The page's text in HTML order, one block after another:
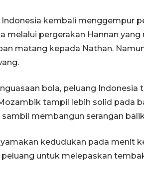
Indonesia kembali menggempur
melalui pergerakan Hannan yang
matang kepada Nathan.
bola, peluang
tampil lebih solid pada
membangun serangan
kedudukan pada menit
untuk melepaskan